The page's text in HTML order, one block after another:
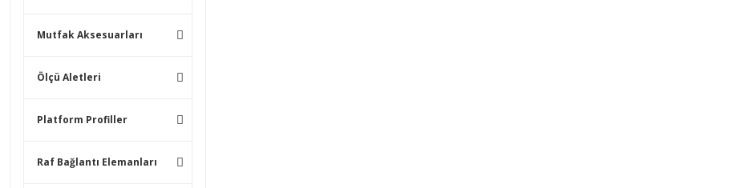
Mutfak Aksesuarları
Ölçü Aletleri
Platform Profiller
Raf Bağlantı Elemanları